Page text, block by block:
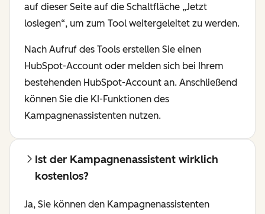
auf dieser Seite auf die Schaltfläche „Jetzt
loslegen“, um zum Tool weitergeleitet zu werden.
Nach Aufruf des Tools erstellen Sie einen
HubSpot-Account oder melden sich bei Ihrem
bestehenden HubSpot-Account an. Anschließend
können Sie die KI-Funktionen des
Kampagnenassistenten nutzen.
Ist der Kampagnenassistent wirklich
kostenlos?
Ja, Sie können den Kampagnenassistenten